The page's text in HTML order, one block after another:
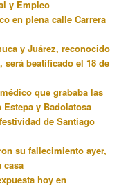
y Empleo
en plena calle Carrera
y Juárez, reconocido
beatificado el 18 de
que grababa las
y Badolatosa
de Santiago
su fallecimiento ayer,
casa
hoy en